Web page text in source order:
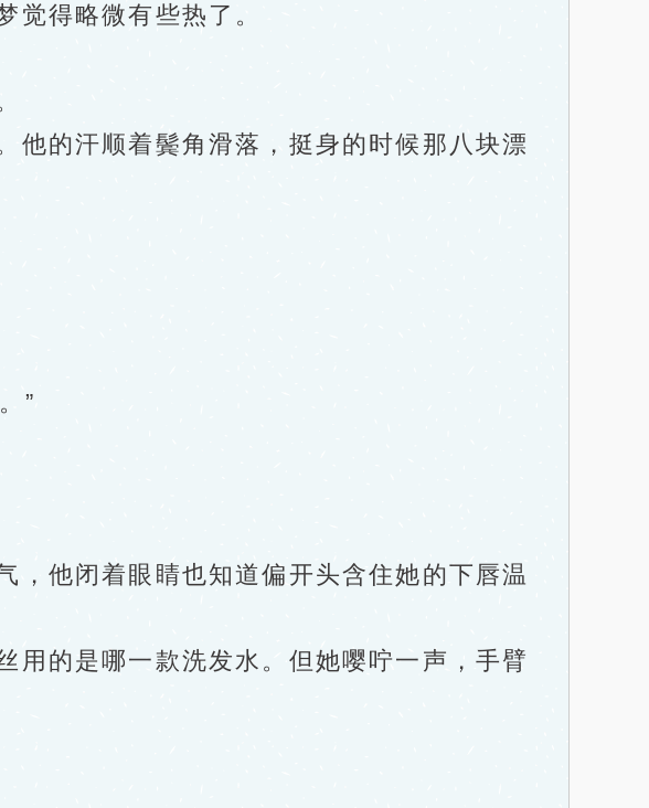
得略微有些热了。
的汗顺着鬓角滑落，挺身的时候那八块漂
”
他闭着眼睛也知道偏开头含住她的下唇温
的是哪一款洗发水。但她嘤咛一声，手臂